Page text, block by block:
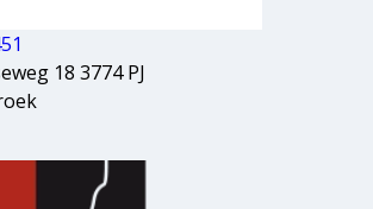
18 3774 PJ